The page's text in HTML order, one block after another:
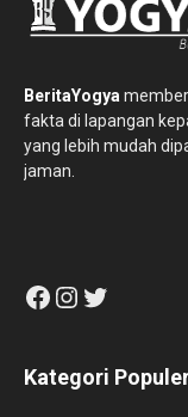
BeritaYogya
fakta di lapangan
yang lebih mudah
jaman.
Facebook
Instagram
Twitter
Kategori